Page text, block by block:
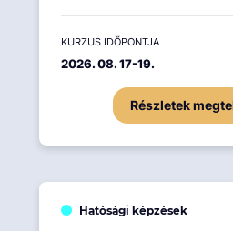
KURZUS IDŐPONTJA
2026. 08. 17-19.
Részletek
Hatósági képzések